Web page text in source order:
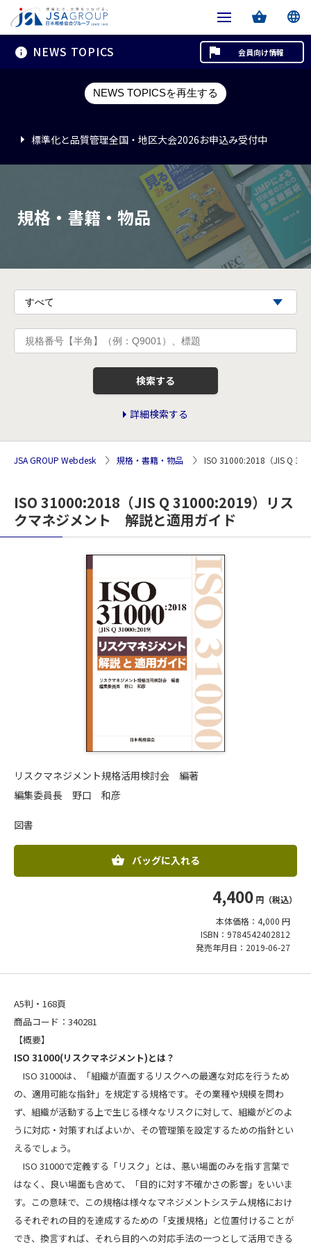
NEWS TOPICS
NEWS TOPICSを再生する
標準化と品質管理全国・地区大会2026お申込み受付中
標準化と品質管理全国・地区大会2026お申込み受付中
標準化と品質管理全国・地区大会2026お申込み受付中
会員向け情報
規格・書籍・物品
検索する
詳細検索する
JSA GROUP Webdesk 規格・書籍・物品 ISO 31000:2018（JIS Q
ISO 31000:2018（JIS Q 31000:2019）リス
クマネジメント 解説と適用ガイド
リスクマネジメント規格活用検討会 編著
編集委員長 野口 和彦
図書
バッグに入れる
4,400 円（税込）
本体価格：4,000 円
ISBN：9784542402812
発売年月日：2019-06-27
A5判・168頁
商品コード：340281
【概要】
ISO 31000(リスクマネジメント)とは？
ISO 31000は、「組織が直面するリスクへの最適な対応を行うため
の、適用可能な指針」を規定する規格です。その業種や規模を問わ
ず、組織が活動する上で生じる様々なリスクに対して、組織がどのよ
うに対応・対策すればよいか、その管理策を設定するための指針とい
えるでしょう。
ISO 31000で定義する「リスク」とは、悪い場面のみを指す言葉で
はなく、良い場面も含めて、「目的に対す不確かさの影響」をいいま
す。この意味で、この規格は様々なマネジメントシステム規格におけ
るそれぞれの目的を達成するための「支援規格」と位置付けることが
でき、換言すれば、それら目的への対応手法の一つとして活用できる